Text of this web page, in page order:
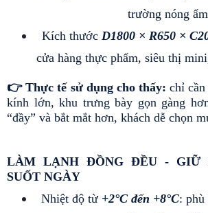
trường nóng ẩm
Kích thước D1800 × R650 ×
cửa hàng thực phẩm, siêu thị
👉 Thực tế sử dụng cho thấy: chỉ
kính lớn, khu trưng bày gọn gàng
“đầy” và bắt mắt hơn, khách dễ chọn
LÀM LẠNH ĐỒNG ĐỀU - GIỮ
SUỐT NGÀY
Nhiệt độ từ +2°C đến +8°C: phù